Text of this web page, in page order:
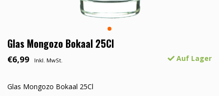
Glas Mongozo Bokaal 25Cl
€6,99 Inkl. MwSt. Auf Lager
Glas Mongozo Bokaal 25Cl